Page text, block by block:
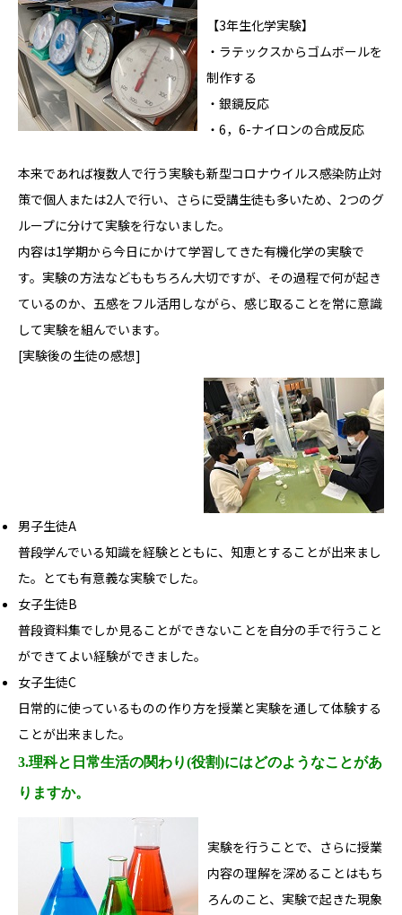
【3年生化学実験】
・ラテックスからゴムボールを
制作する
・銀鏡反応
・6，6-ナイロンの合成反応
本来であれば複数人で行う実験も新型コロナウイルス感染防止対
策で個人または2人で行い、さらに受講生徒も多いため、2つのグ
ループに分けて実験を行ないました。
内容は1学期から今日にかけて学習してきた有機化学の実験で
す。実験の方法などももちろん大切ですが、その過程で何が起き
ているのか、五感をフル活用しながら、感じ取ることを常に意識
して実験を組んでいます。
[実験後の生徒の感想]
男子生徒A
普段学んでいる知識を経験とともに、知恵とすることが出来まし
た。とても有意義な実験でした。
女子生徒B
普段資料集でしか見ることができないことを自分の手で行うこと
ができてよい経験ができました。
女子生徒C
日常的に使っているものの作り方を授業と実験を通して体験する
ことが出来ました。
3.理科と日常生活の関わり(役割)にはどのようなことがあ
りますか。
実験を行うことで、さらに授業
内容の理解を深めることはもち
ろんのこと、実験で起きた現象